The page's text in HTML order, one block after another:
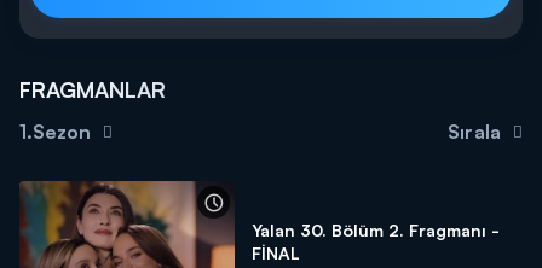
FRAGMANLAR
1.Sezon Sırala
Yalan 30. Bölüm 2. Fragmanı -
FİNAL